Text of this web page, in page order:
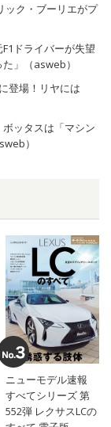
ック・ブーリエがプ
ドライバーが失望
」（asweb）
登場！リヤには
ッタスは「マシン
）
ニューモデル速報
すべてシリーズ 第
552弾 レクサスLCの